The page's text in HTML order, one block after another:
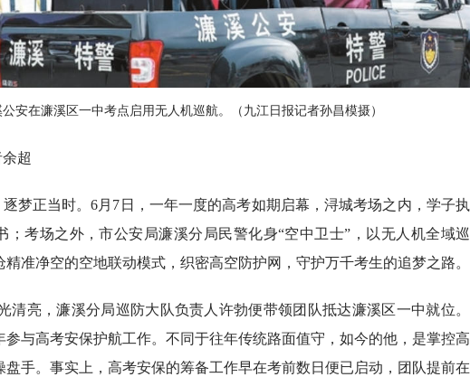
安在濂溪区一中考点启用无人机巡航。（九江日报记者孙昌模摄）
超
梦正当时。6月7日，一年一度的高考如期启幕，浔城考场之内，学子执
；考场之外，市公安局濂溪分局民警化身“空中卫士”，以无人机全域巡
准净空的空地联动模式，织密高空防护网，守护万千考生的追梦之路。
清亮，濂溪分局巡防大队负责人许勃便带领团队抵达濂溪区一中就位。
参与高考安保护航工作。不同于往年传统路面值守，如今的他，是掌控高
盘手。事实上，高考安保的筹备工作早在考前数日便已启动，团队提前在